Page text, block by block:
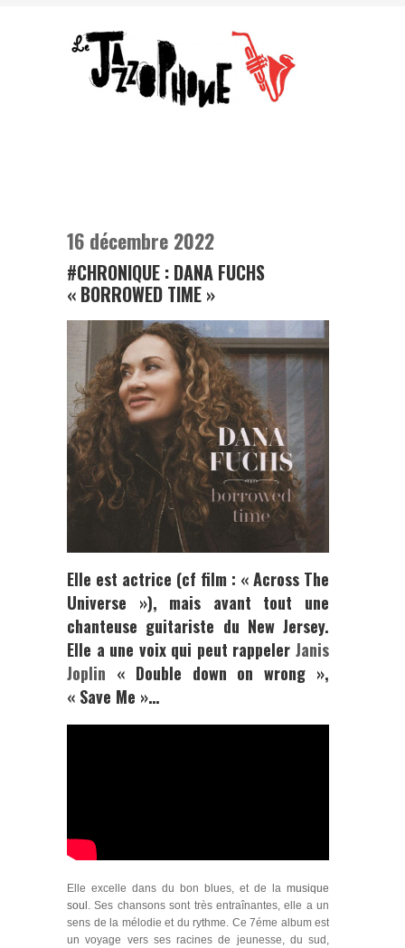
16 décembre 2022
#CHRONIQUE : DANA FUCHS
« BORROWED TIME »
Elle est actrice (cf film : « Across The
Universe »), mais avant tout une
chanteuse guitariste du New Jersey.
Elle a une voix qui peut rappeler Janis
Joplin « Double down on wrong »,
« Save Me »…
Elle excelle dans du bon blues, et de la musique
soul . Ses chansons sont très entraînantes, elle a un
sens de la mélodie et du rythme. Ce 7éme album est
un voyage vers ses racines de jeunesse, du sud,